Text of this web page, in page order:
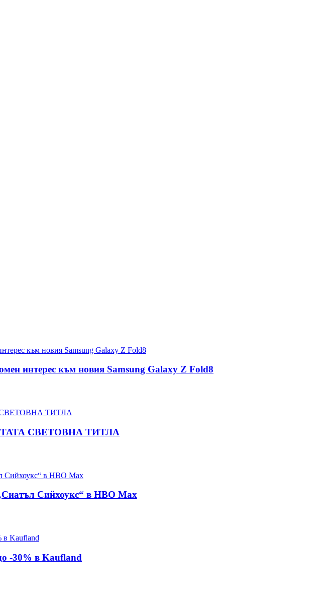
интерес към новия Samsung Galaxy Z Fold8
СВЕТОВНА ТИТЛА
Сийхоукс“ в HBO Max
-30% в Kaufland